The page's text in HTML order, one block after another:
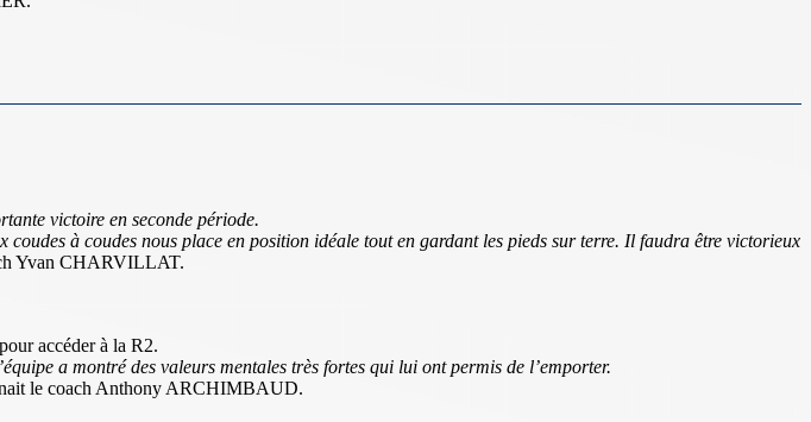
victoire en seconde période.
à coudes nous place en position idéale tout en gardant les pieds sur terre. Il faudra être victorieux
Yvan CHARVILLAT.
accéder à la R2.
a montré des valeurs mentales très fortes qui lui ont permis de l’emporter.
le coach Anthony ARCHIMBAUD.